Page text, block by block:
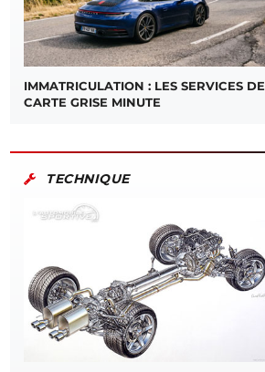
IMMATRICULATION : LES SERVICES DE
CARTE GRISE MINUTE
TECHNIQUE